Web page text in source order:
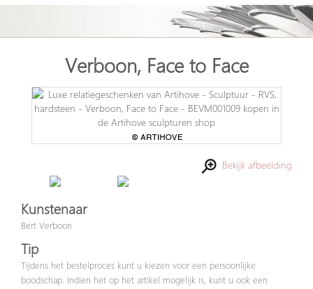
Verboon, Face to Face
Bekijk afbeelding
Kunstenaar
Bert Verboon
Tip
Tijdens het bestelproces kunt u kiezen voor een persoonlijke
boodschap. Indien het op het artikel mogelijk is, kunt u ook een